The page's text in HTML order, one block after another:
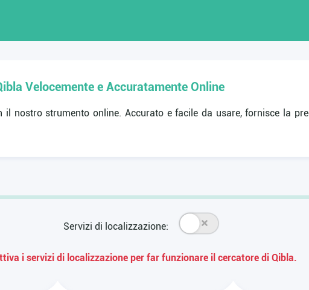
Velocemente e Accuratamente Online
il nostro strumento online. Accurato e facile da usare, fornisce la
Servizi di localizzazione:
i servizi di localizzazione per far funzionare il cercatore di Qibla.